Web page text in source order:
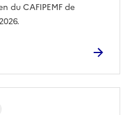
du CAFIPEMF de